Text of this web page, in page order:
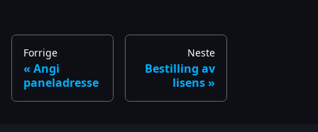
Forrige
Angi
paneladresse
Neste
Bestilling av
lisens